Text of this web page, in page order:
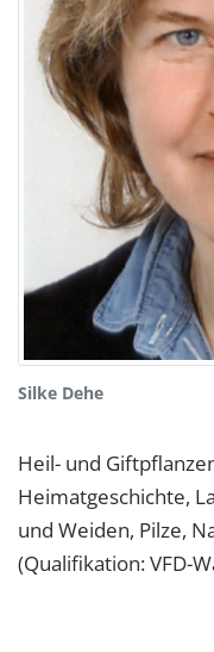
Silke Dehe
Heil- und
Heimatgeschichte,
und Weiden, Pilze,
(Qualifikation: VFD-